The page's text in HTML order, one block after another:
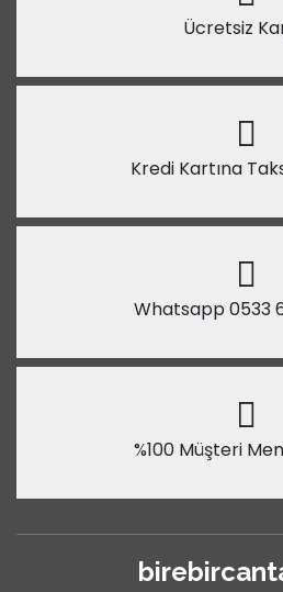
Ücretsiz
Kredi Kartına
Whatsapp 0533
%100 Müşteri